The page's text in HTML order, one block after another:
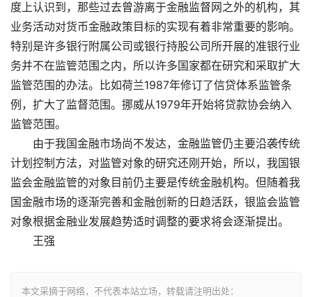
度上认识到，那些过去曾游离于金融监督网之外的机构，其
业务活动对货币金融政策目标的实现有着非常重要的影响。
特别是许多银行附属公司或银行持股公司所开展的准银行业
务并不在监管范围之内，所以许多国家都在研究和采取扩大
监管范围的办法。比如荷兰1987年修订了信贷体系监管条
例，扩大了监督范围。挪威从1979年开始将贷款协会纳入
监管范围。
由于我国金融市场尚不发达，金融监管仍主要沿袭传统
计划控制方法，对监管对象的研究还刚开始，所以，我国银
监会金融监管的对象目前仍主要是传统金融机构。但随着我
国金融市场的逐渐完善和金融创新的日趋活跃，银监会监管
对象根据金融业发展趋势适时调整的要求将会逐渐提出。
王强
本文采摘于网络，不代表本站立场，转载请注明出处：